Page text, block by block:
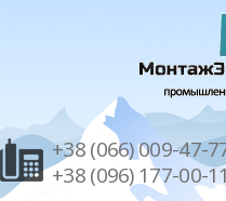
+38 (066) 009-47-
+38 (096) 177-00-